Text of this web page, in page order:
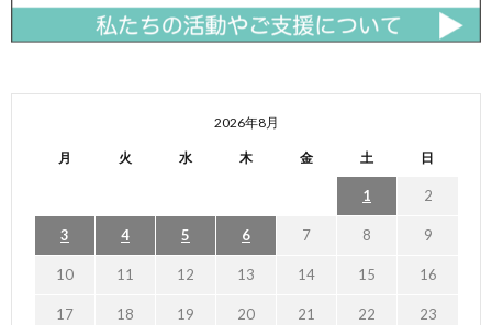
2026年8月
月 火 水 木 金 土 日
1 2
3 4 5 6 7 8 9
10 11 12 13 14 15 16
17 18 19 20 21 22 23